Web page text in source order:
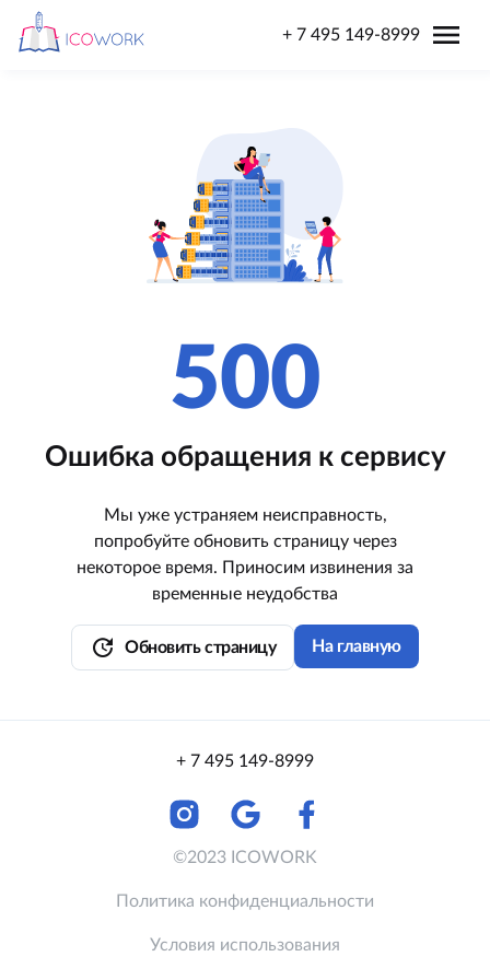
+ 7 495 149-8999 menu
500
Ошибка обращения к сервису
Мы уже устраняем неисправность,
попробуйте обновить страницу через
некоторое время. Приносим извинения за
временные неудобства
update Обновить страницу На главную
+ 7 495 149-8999
©2023 ICOWORK
Политика конфиденциальности
Условия использования